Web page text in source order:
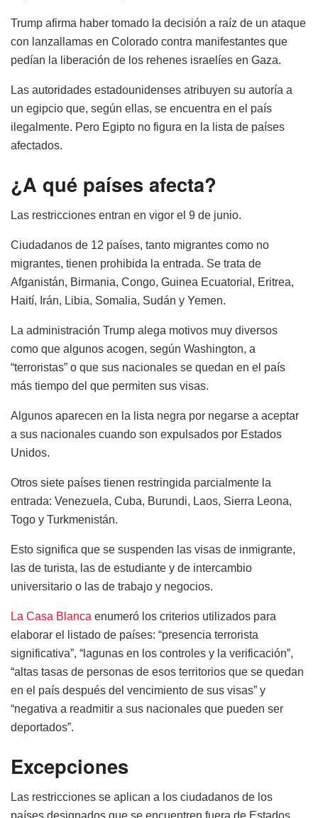
Trump afirma haber tomado la decisión a raíz de un ataque
con lanzallamas en Colorado contra manifestantes que
pedían la liberación de los rehenes israelíes en Gaza.
Las autoridades estadounidenses atribuyen su autoría a
un egipcio que, según ellas, se encuentra en el país
ilegalmente. Pero Egipto no figura en la lista de países
afectados.
¿A qué países afecta?
Las restricciones entran en vigor el 9 de junio.
Ciudadanos de 12 países, tanto migrantes como no
migrantes, tienen prohibida la entrada. Se trata de
Afganistán, Birmania, Congo, Guinea Ecuatorial, Eritrea,
Haití, Irán, Libia, Somalia, Sudán y Yemen.
La administración Trump alega motivos muy diversos
como que algunos acogen, según Washington, a
“terroristas” o que sus nacionales se quedan en el país
más tiempo del que permiten sus visas.
Algunos aparecen en la lista negra por negarse a aceptar
a sus nacionales cuando son expulsados por Estados
Unidos.
Otros siete países tienen restringida parcialmente la
entrada: Venezuela, Cuba, Burundi, Laos, Sierra Leona,
Togo y Turkmenistán.
Esto significa que se suspenden las visas de inmigrante,
las de turista, las de estudiante y de intercambio
universitario o las de trabajo y negocios.
La Casa Blanca enumeró los criterios utilizados para
elaborar el listado de países: “presencia terrorista
significativa”, “lagunas en los controles y la verificación”,
“altas tasas de personas de esos territorios que se quedan
en el país después del vencimiento de sus visas” y
“negativa a readmitir a sus nacionales que pueden ser
deportados”.
Excepciones
Las restricciones se aplican a los ciudadanos de los